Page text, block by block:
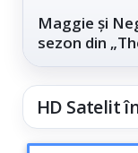
Maggie și
sezon din
HD Satelit